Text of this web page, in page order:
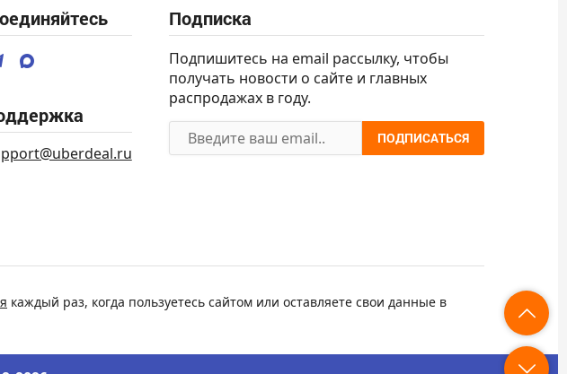
Подписка
Подпишитесь на email рассылку, чтобы
получать новости о сайте и главных
распродажах в году.
ПОДПИСАТЬСЯ
каждый раз, когда пользуетесь сайтом или оставляете свои данные в